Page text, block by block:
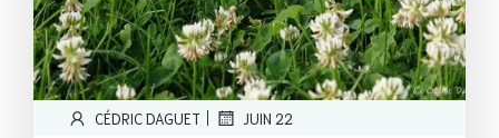
CÉDRIC DAGUET | JUIN 22